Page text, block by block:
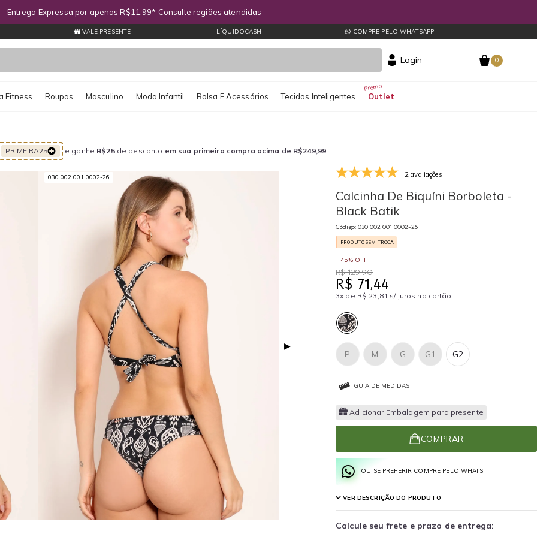
Entrega Expressa por apenas R$11,99* Consulte regiões atendidas
VALE PRESENTE LÍQUIDOCASH COMPRE PELO WHATSAPP
Login 0
Bolsa E Acessórios
Masculino Moda Infantil
Roupas
Fitness Outlet
Tecidos Inteligentes
PRIMEIRA25 e ganhe R$25de desconto em sua primeira compra acima de R$249,99!
030 002 001 0002-26 030 002 001 0002-26
▶
2 avaliações
Calcinha De Biquíni Borboleta -
Black Batik
Código: 030 002 001 0002-26
PRODUTO SEM TROCA
45% OFF
R$ 129,90
R$ 71,44
3x de R$ 23,81 s/ juros no cartão
G G1 G2
M
P
GUIA DE MEDIDAS
Adicionar Embalagem para presente
COMPRAR
OU SE PREFERIR COMPRE PELO WHATS
VER DESCRIÇÃO DO PRODUTO
Calcule seu frete e prazo de entrega: